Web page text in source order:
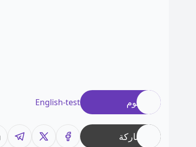
وسوم English-test
مشاركة